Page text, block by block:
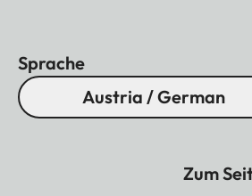
intuitive Anwendung im
Version ergänzt diese
Farbgebung, die seit jeher mit
Sprache
Austria / German
Zum